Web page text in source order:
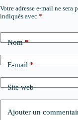
Votre adresse e-mail ne sera
indiqués avec *
Nom*
E-mail*
Site web
Ajouter un